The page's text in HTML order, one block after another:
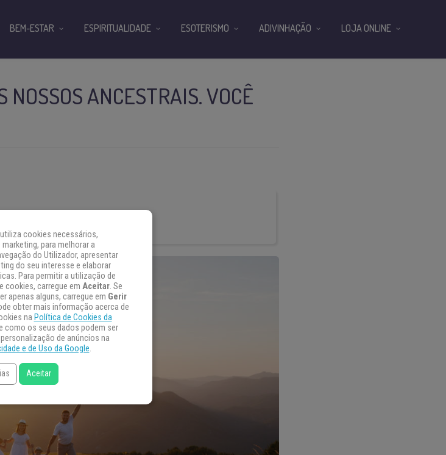
NOSSOS ANCESTRAIS. VOCÊ
BEM-ESTAR ESPIRITUALIDADE ESOTERISMO ADIVINHAÇÃO LOJA ONLINE
cookies necessários,
para melhorar a
do Utilizador, apresentar
do seu interesse e elaborar
Para permitir a utilização de
cookies, carregue em Aceitar. Se
apenas alguns, carregue em Gerir
obter mais informação acerca de
na Política de Cookies da
como os seus dados podem ser
de anúncios na
e de Uso da Google.
Aceitar